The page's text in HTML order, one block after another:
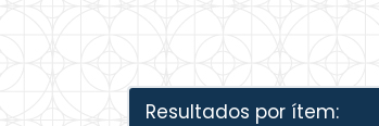
Resultados por ítem: